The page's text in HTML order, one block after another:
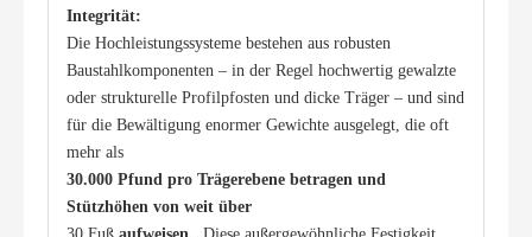
Integrität:
Die Hochleistungssysteme bestehen aus robusten
Baustahlkomponenten – in der Regel hochwertig gewalzte
oder strukturelle Profilpfosten und dicke Träger – und sind
für die Bewältigung enormer Gewichte ausgelegt, die oft
mehr als
30.000 Pfund pro Trägerebene betragen und
Stützhöhen von weit über